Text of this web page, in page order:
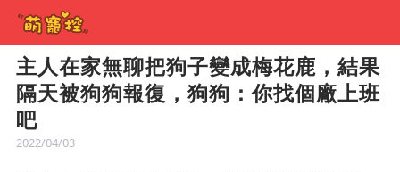
主人在家無聊把狗子變成梅花鹿，結果
隔天被狗狗報復，狗狗：你找個廠上班
吧
2022/04/03